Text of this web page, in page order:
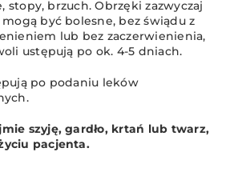
stopy, brzuch. Obrzęki zazwyczaj
być bolesne, bez świądu z
lub bez zaczerwienienia,
ustępują po ok. 4-5 dniach.
po podaniu leków
szyję, gardło, krtań lub twarz,
pacjenta.